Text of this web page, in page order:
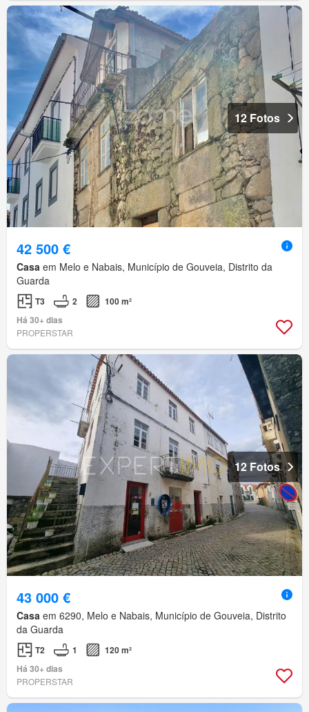
12 Fotos
42 500 €
Casa em Melo e Nabais, Município de Gouveia, Distrito da
Guarda
T3 2
100 m²
Há 30+ dias
PROPERSTAR
12 Fotos
43 000 €
Casa em 6290, Melo e Nabais, Município de Gouveia, Distrito
da Guarda
T2 1
120 m²
Há 30+ dias
PROPERSTAR